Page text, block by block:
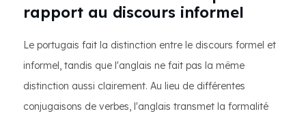
rapport au discours informel
Le portugais fait la distinction entre le discours formel et
informel, tandis que l'anglais ne fait pas la même
distinction aussi clairement. Au lieu de différentes
conjugaisons de verbes, l'anglais transmet la formalité